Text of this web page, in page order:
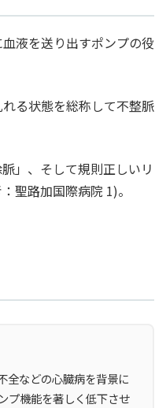
液を送り出すポンプの役
る状態を総称して不整脈
」、そして規則正しいリ
聖路加国際病院 1)。
全などの心臓病を背景に
プ機能を著しく低下させ